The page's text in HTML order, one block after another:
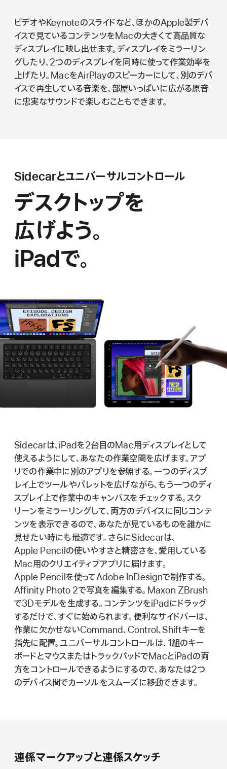
ビデオやKeynoteのスライドなど、ほかのApple製デバ
イスで見ているコンテンツをMacの大きくて高品質な
ディスプレイに映し出せます。ディスプレイをミラーリン
グしたり、2つのディスプレイを同時に使って作業効率を
上げたり。MacをAirPlayのスピーカーにして、別のデバ
イスで再生している音楽を、部屋いっぱいに広がる原音
に忠実なサウンドで楽しむこともできま す 。
Sidecarとユニバーサルコ ン ト ロ ー ル
デスクトップを
広げよう。
iPadで。
Sidecarは、iPadを2台目のMac用ディスプレイとして
使えるようにして、あなたの作業空間を広げます。アプ
リでの作業中に別のアプリを参照する。一つのディスプ
レイ上でツールやパレットを広げながら、もう一つのディ
スプレイ上で作業中のキャンバスをチェックする。スク
リーンをミラーリングして、両方のデバイスに同じコンテ
ンツを表示できるので、あなたが見ているものを誰かに
見せたい時にも最適です。さらにSidecarは、
Apple Pencilの使いやすさと精密さを、愛用している
Mac用のクリエイティブアプリに届けます。
Apple Pencilを使ってAdobe InDesignで制作する。
Affinity Photo 2で写真を編集する。Maxon ZBrush
で3Dモデルを生成する。コンテンツをiPadにドラッグ
するだけで、すぐに始められます。便利なサイドバーは、
作業に欠かせないCommand、Control、Shiftキーを
指先に配置。ユニバーサルコントロールは、1組のキー
ボードとマウスまたはトラックパッドでMacとiPadの両
方をコントロールできるようにするので、あなたは2つ
のデバイス間でカーソルをスムーズに移動できま す 。
連係マークアップと連 係 ス ケ ッ チ